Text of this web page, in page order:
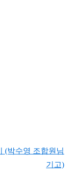
(박수영 조합원님
기고)